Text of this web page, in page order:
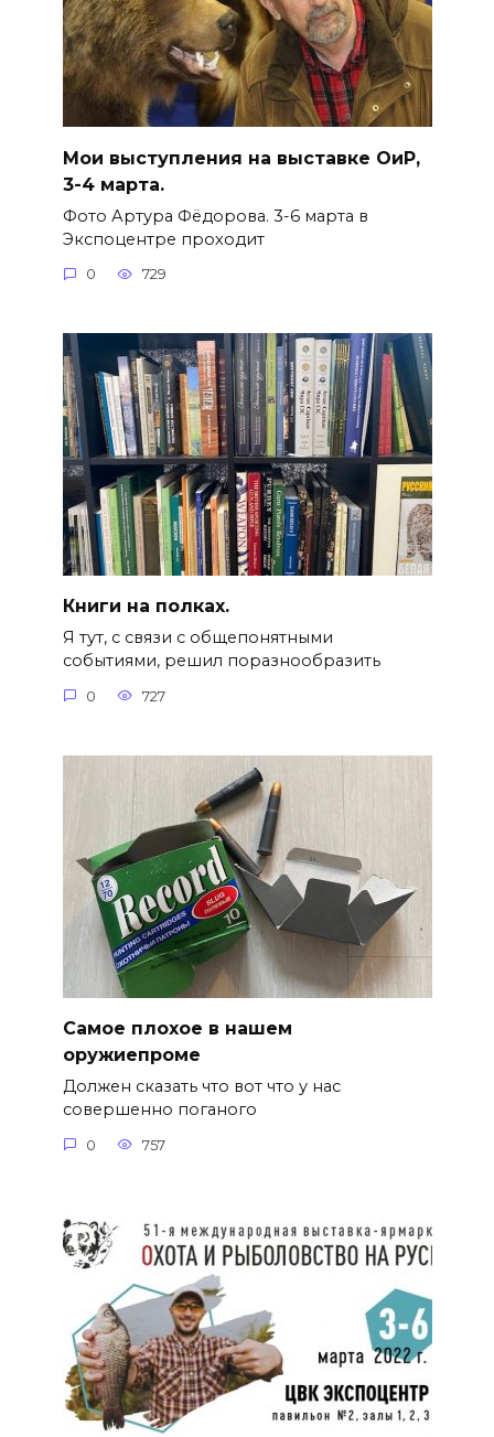
Мои выступления на выставке ОиР,
3-4 марта.
Фото Артура Фёдорова. 3-6 марта в
Экспоцентре проходит
0 729
Книги на полках.
Я тут, с связи с общепонятными
событиями, решил поразнообразить
0 727
Самое плохое в нашем
оружиепроме
Должен сказать что вот что у нас
совершенно поганого
0 757